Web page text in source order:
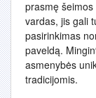
prasmę
vardas, jis gali
pasirinkimas
paveldą.
asmenybės
tradicijomis.